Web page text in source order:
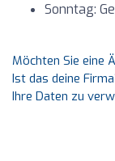
Sonntag:
Möchten Sie eine
Ist das deine
Ihre Daten zu